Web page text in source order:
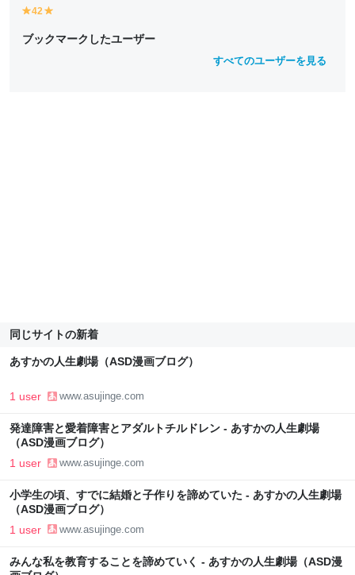
y
ll
42
ll
ブックマークしたユーザー
すべてのユーザーを見る
同じサイトの新着
あすかの人生劇場（ASD漫画ブログ）
1 user www.asujinge.com
発達障害と愛着障害とアダルトチルドレン - あすかの人生劇場
（ASD漫画ブログ）
1 user www.asujinge.com
小学生の頃、すでに結婚と子作りを諦めていた - あすかの人生劇場
（ASD漫画ブログ）
1 user www.asujinge.com
みんな私を教育することを諦めていく - あすかの人生劇場（ASD漫